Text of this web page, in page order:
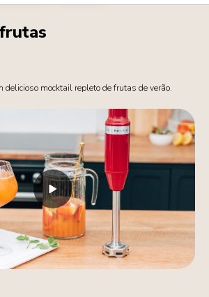
delicioso mocktail repleto de frutas de verão.